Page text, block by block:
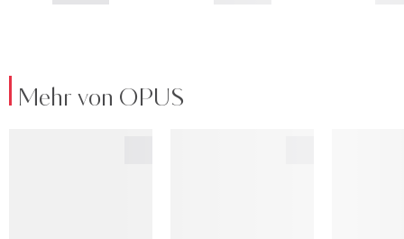
Mehr von OPUS